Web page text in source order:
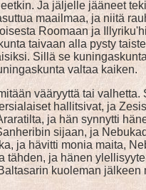
Ja jäljelle jääneet
maailmaa, ja niitä
Roomaan ja
taivaan alla pysty
Sillä se
valtaa kaiken.
vääryyttä tai valhetta.
hallitsivat, ja
ja hän synnytti
sijaan, ja
ja hävitti monia maita,
tähden, ja hänen
kuoleman